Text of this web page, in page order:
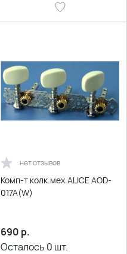
нет отзывов
Комп-т колк.мех.ALICE AOD-
017A(W)
690 р.
Осталось 0 шт.